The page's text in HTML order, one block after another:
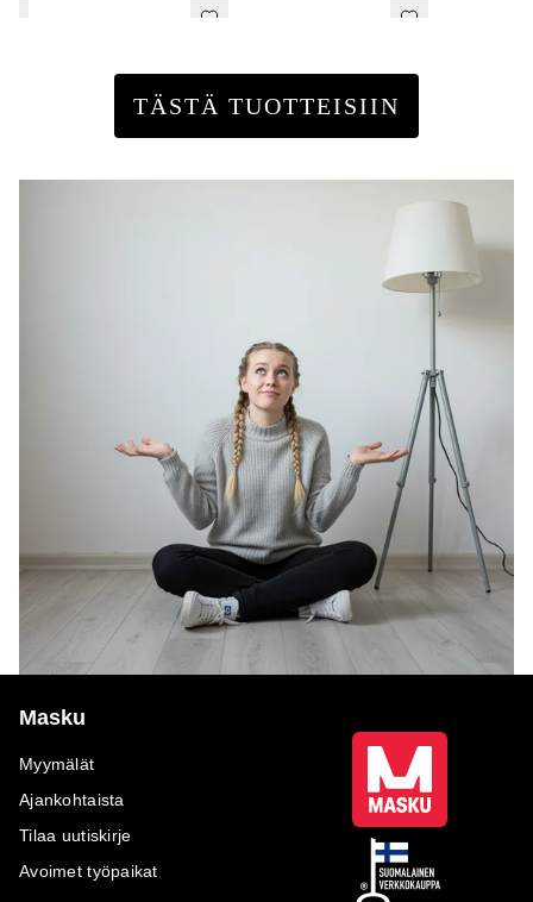
TÄSTÄ TUOTTEISIIN
Masku
Myymälät
Ajankohtaista
Tilaa uutiskirje
Avoimet työpaikat